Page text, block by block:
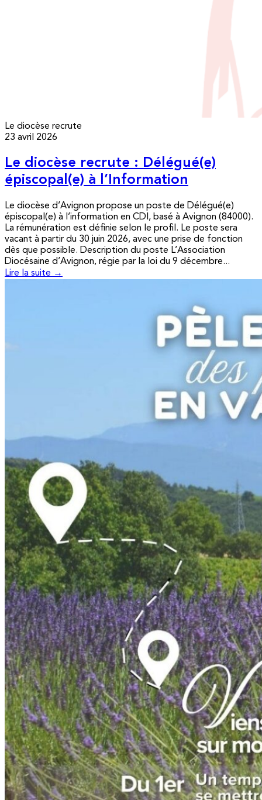
Le diocèse recrute
23 avril 2026
Le diocèse recrute : Délégué(e)
épiscopal(e) à l’Information
Le diocèse d’Avignon propose un poste de Délégué(e)
épiscopal(e) à l’information en CDI, basé à Avignon (84000).
La rémunération est définie selon le profil. Le poste sera
vacant à partir du 30 juin 2026, avec une prise de fonction
dès que possible. Description du poste L’Association
Diocésaine d’Avignon, régie par la loi du 9 décembre...
Lire la suite →